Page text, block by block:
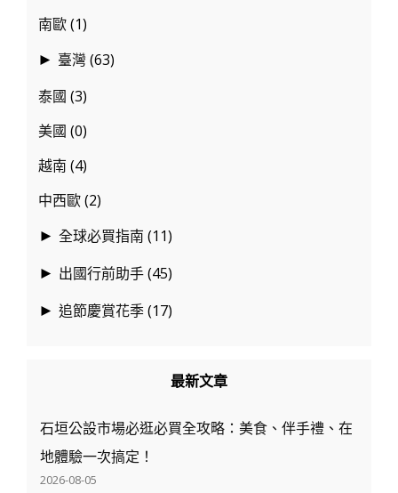
南歐(1)
► 臺灣 (63)
泰國 (3)
美國 (0)
越南 (4)
中西歐(2)
► 全球必買指南 (11)
► 出國行前助手(45)
► 追節慶賞花季(17)
最新文章
石垣公設市場必逛必買全攻略：美食、伴手禮、在
地體驗一次搞定！
2026-08-05